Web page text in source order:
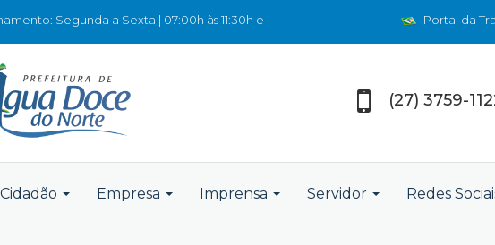
Segunda a Sexta | 07:00h às 11:30h e
Portal da
(27) 3759-
Cidadão Empresa Imprensa Servidor Redes